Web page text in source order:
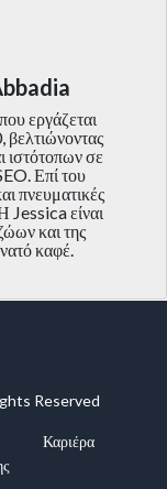
εργάζεται
ιστότοπων σε
Επί του
πνευματικές
Jessica είναι
και της
καφέ.
Reserved
Καριέρα